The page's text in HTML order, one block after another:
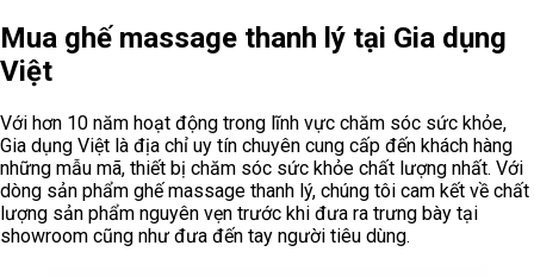
Mua ghế massage thanh lý tại Gia dụng
Việt
Với hơn 10 năm hoạt động trong lĩnh vực chăm sóc sức khỏe,
Gia dụng Việt là địa chỉ uy tín chuyên cung cấp đến khách hàng
những mẫu mã, thiết bị chăm sóc sức khỏe chất lượng nhất. Với
dòng sản phẩm ghế massage thanh lý, chúng tôi cam kết về chất
lượng sản phẩm nguyên vẹn trước khi đưa ra trưng bày tại
showroom cũng như đưa đến tay người tiêu dùng.